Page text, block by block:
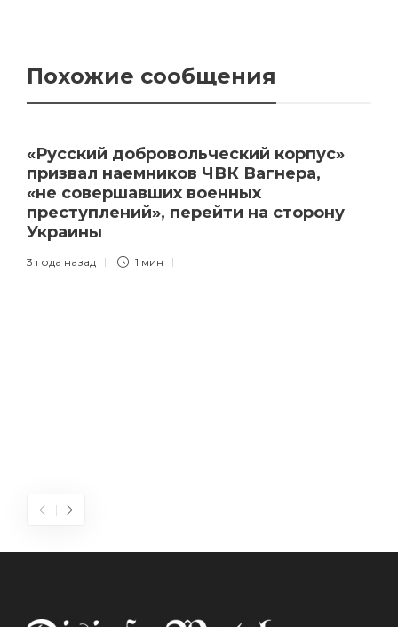
Похожие сообщения
«Русский добровольческий корпус»
призвал наемников ЧВК Вагнера,
«не совершавших военных
преступлений», перейти на сторону
Украины
3 года назад 1 мин